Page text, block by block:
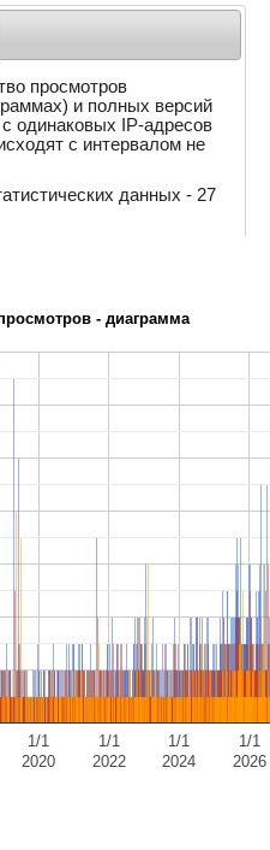
просмотров
и полных версий
одинаковых IP-адресов
с интервалом не
данных - 27
- диаграмма
1/1
2020
1/1
2022
1/1
2024
1/1
2026